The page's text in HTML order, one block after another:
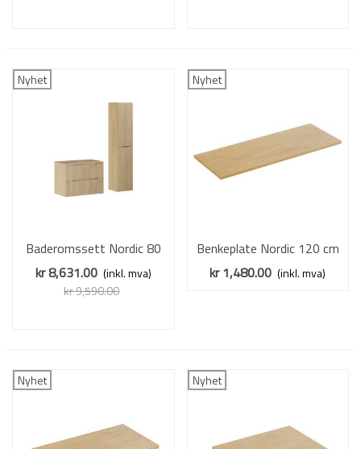
Nyhet
Baderomssett Nordic 80
cm - eik - 3 deler
kr 8,631.00 (inkl. mva)
kr 9,590.00
Nyhet
Benkeplate Nordic 120 cm
- eik
kr 1,480.00 (inkl. mva)
Nyhet Nyhet